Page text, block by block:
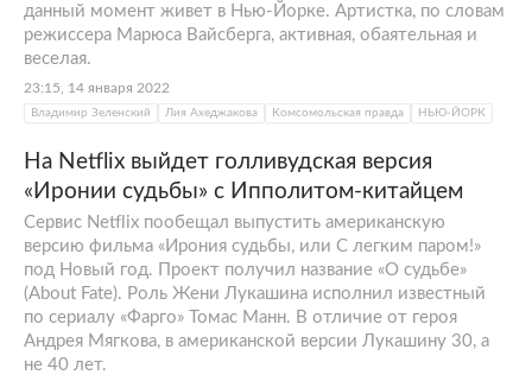
данный момент живет в Нью-Йорке. Артистка, по словам
режиссера Марюса Вайсберга, активная, обаятельная и
веселая.
23:15, 14 января 2022
Владимир Зеленский Лия Ахеджакова Комсомольская правда НЬЮ-ЙОРК
На Netflix выйдет голливудская версия
«Иронии судьбы» с Ипполитом-китайцем
Сервис Netflix пообещал выпустить американскую
версию фильма «Ирония судьбы, или С легким паром!»
под Новый год. Проект получил название «О судьбе»
(About Fate). Роль Жени Лукашина исполнил известный
по сериалу «Фарго» Томас Манн. В отличие от героя
Андрея Мягкова, в американской версии Лукашину 30, а
не 40 лет.